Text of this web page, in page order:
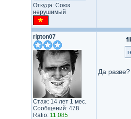
Откуда: Союз
нерушимый
ripton07
Стаж: 14 лет 1 мес.
Сообщений: 478
Ratio: 11.085
Да